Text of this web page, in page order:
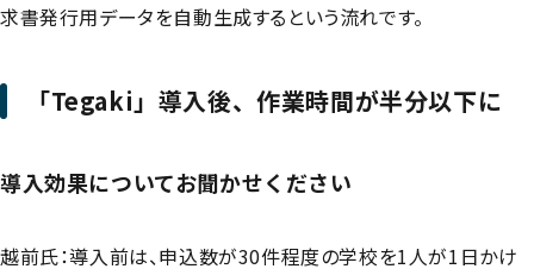
求書発行用データを自動生成するという流れです。
「Tegaki」導入後、作業時間が半分以下に
導入効果についてお聞かせください
越前氏：導入前は、申込数が30件程度の学校を1人が1日かけ